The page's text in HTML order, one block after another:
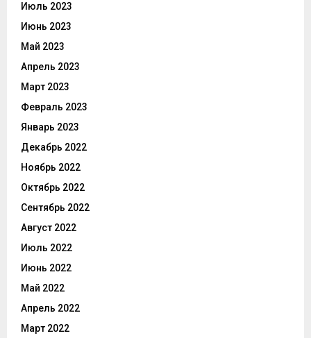
Июль 2023
Июнь 2023
Май 2023
Апрель 2023
Март 2023
Февраль 2023
Январь 2023
Декабрь 2022
Ноябрь 2022
Октябрь 2022
Сентябрь 2022
Август 2022
Июль 2022
Июнь 2022
Май 2022
Апрель 2022
Март 2022